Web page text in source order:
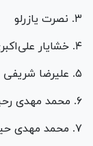
۳. نصرت یازرلو
۴. خشایار علی‌اکبری
۵. علیرضا شریفی
۶. محمد مهدی رحیمی
۷. محمد مهدی حیدری